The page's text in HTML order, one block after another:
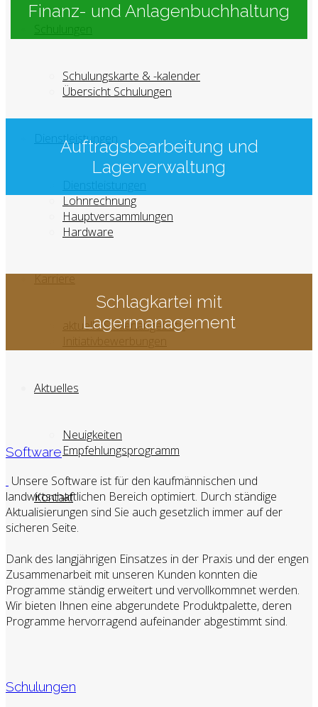
Schulungen
Schulungskarte & -kalender
Übersicht Schulungen
Dienstleistungen
Dienstleistungen
Lohnrechnung
Hauptversammlungen
Hardware
Karriere
aktuelle Stellenangebote
Initiativbewerbungen
Aktuelles
Neuigkeiten
Empfehlungsprogramm
Kontakt
Finanz- und Anlagenbuchhaltung
Auftragsbearbeitung und
Lagerverwaltung
Schlagkartei mit
Lagermanagement
Software
Unsere Software ist für den kaufmännischen und
landwirtschaftlichen Bereich optimiert. Durch ständige
Aktualisierungen sind Sie auch gesetzlich immer auf der
sicheren Seite.
Dank des langjährigen Einsatzes in der Praxis und der engen
Zusammenarbeit mit unseren Kunden konnten die
Programme ständig erweitert und vervollkommnet werden.
Wir bieten Ihnen eine abgerundete Produktpalette, deren
Programme hervorragend aufeinander abgestimmt sind.
Schulungen